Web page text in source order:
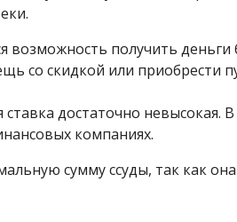
возможность получить
со скидкой или приобрести
достаточно невысокая.
компаниях.
сумму ссуды, так как